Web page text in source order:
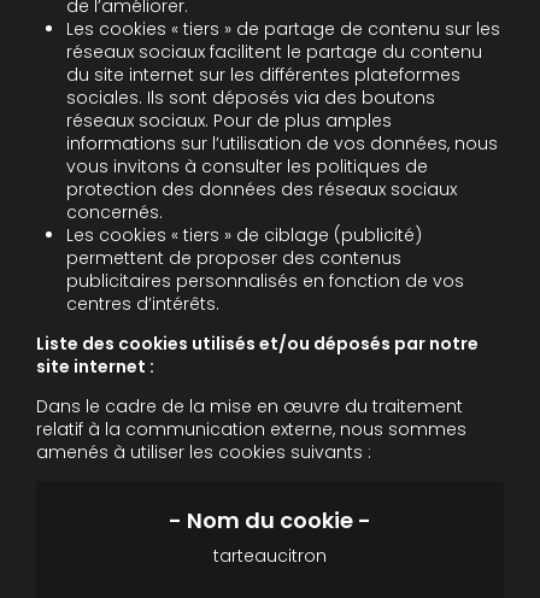
de l’améliorer.
Les cookies « tiers » de partage de contenu sur les
réseaux sociaux facilitent le partage du contenu
du site internet sur les différentes plateformes
sociales. Ils sont déposés via des boutons
réseaux sociaux. Pour de plus amples
informations sur l’utilisation de vos données, nous
vous invitons à consulter les politiques de
protection des données des réseaux sociaux
concernés.
Les cookies « tiers » de ciblage (publicité)
permettent de proposer des contenus
publicitaires personnalisés en fonction de vos
centres d’intérêts.
Liste des cookies utilisés et/ou déposés par notre
site internet :
Dans le cadre de la mise en œuvre du traitement
relatif à la communication externe, nous sommes
amenés à utiliser les cookies suivants :
tarteaucitron